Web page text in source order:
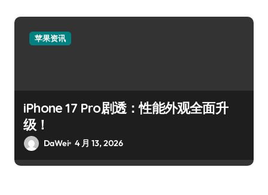
苹果资讯
iPhone 17 Pro剧透：性能外观全面升
级！
DaWei 4 月 13, 2026